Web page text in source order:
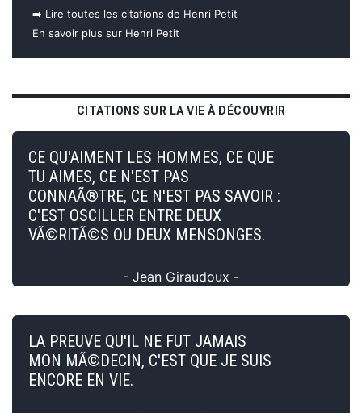
➡️ Lire toutes les citations de Henri Petit
En savoir plus sur Henri Petit
CITATIONS SUR LA VIE À DÉCOUVRIR
CE QU'AIMENT LES HOMMES, CE QUE
TU AIMES, CE N'EST PAS
CONNAÃ®TRE, CE N'EST PAS SAVOIR :
C'EST OSCILLER ENTRE DEUX
VÃ©RITÃ©S OU DEUX MENSONGES.
- Jean Giraudoux -
LA PREUVE QU'IL NE FUT JAMAIS
MON MÃ©DECIN, C'EST QUE JE SUIS
ENCORE EN VIE.